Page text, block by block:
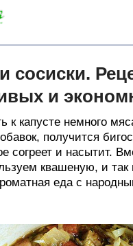
сосиски.
и
к капусте немного
получится
согреет и насытит.
квашеную, и так
еда с